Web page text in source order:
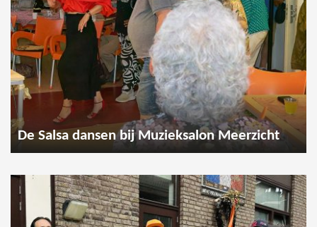
De Salsa dansen bij Muzieksalon Meerzicht